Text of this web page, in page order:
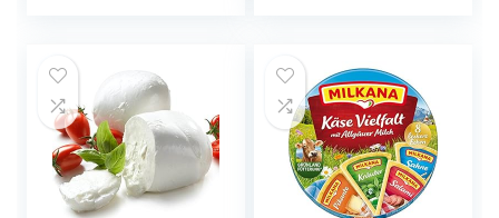
Veganer Cheese,
DIY Käse